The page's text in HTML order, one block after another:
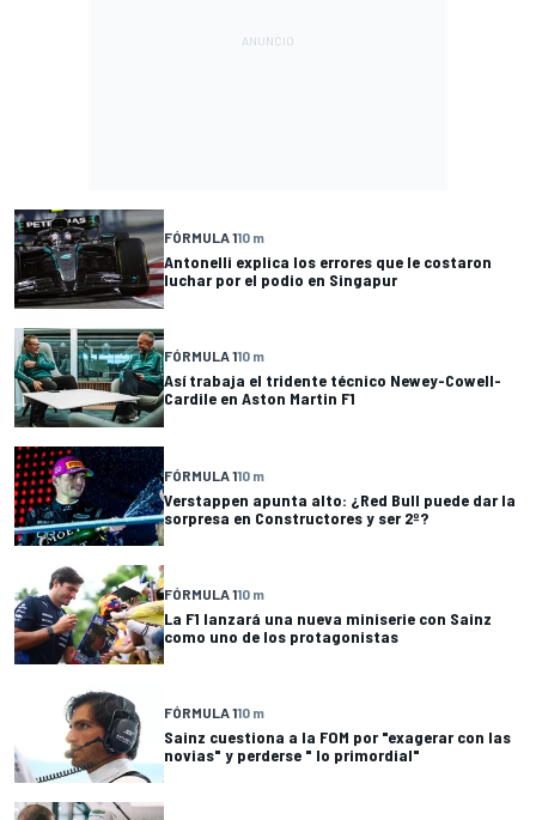
FÓRMULA 110 m
Antonelli explica los errores que le costaron
luchar por el podio en Singapur
FÓRMULA 110 m
Así trabaja el tridente técnico Newey-Cowell-
Cardile en Aston Martin F1
FÓRMULA 110 m
Verstappen apunta alto: ¿Red Bull puede dar la
sorpresa en Constructores y ser 2º?
FÓRMULA 110 m
La F1 lanzará una nueva miniserie con Sainz
como uno de los protagonistas
FÓRMULA 110 m
Sainz cuestiona a la FOM por "exagerar con las
novias" y perderse " lo primordial"